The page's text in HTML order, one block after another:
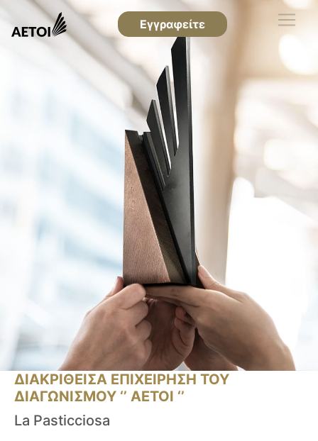
Εγγραφείτε
ΔΙΑΚΡΙΘΕΙΣΑ ΕΠΙΧΕΙΡΗΣΗ ΤΟΥ
ΔΙΑΓΩΝΙΣΜΟΥ ‘’ ΑΕΤΟΙ ‘’
La Pasticciosa